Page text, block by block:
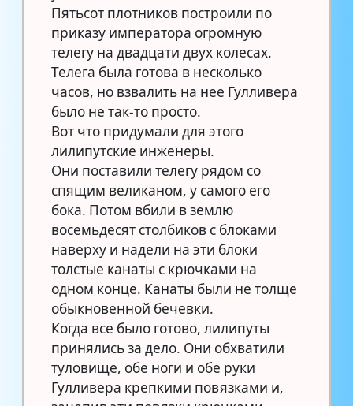
Пятьсот плотников построили по
приказу императора огромную
телегу на двадцати двух колесах.
Телега была готова в несколько
часов, но взвалить на нее Гулливера
было не так-то просто.
Вот что придумали для этого
лилипутские инженеры.
Они поставили телегу рядом со
спящим великаном, у самого его
бока. Потом вбили в землю
восемьдесят столбиков с блоками
наверху и надели на эти блоки
толстые канаты с крючками на
одном конце. Канаты были не толще
обыкновенной бечевки.
Когда все было готово, лилипуты
принялись за дело. Они обхватили
туловище, обе ноги и обе руки
Гулливера крепкими повязками и,